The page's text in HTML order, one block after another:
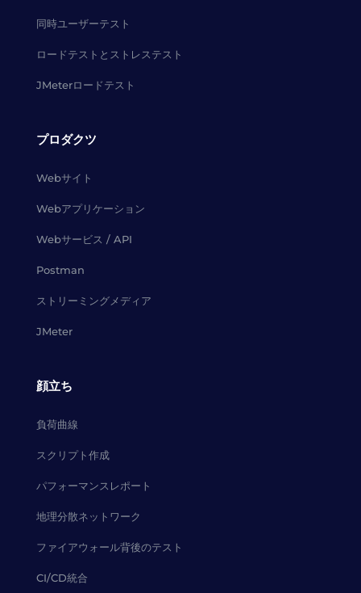
同時ユーザーテスト
ロードテストとストレステスト
JMeterロードテスト
プロダクツ
Webサイト
Webアプリケーション
Webサービス / API
Postman
ストリーミングメディア
JMeter
顔立ち
負荷曲線
スクリプト作成
パフォーマンスレポート
地理分散ネットワーク
ファイアウォール背後のテスト
CI/CD統合